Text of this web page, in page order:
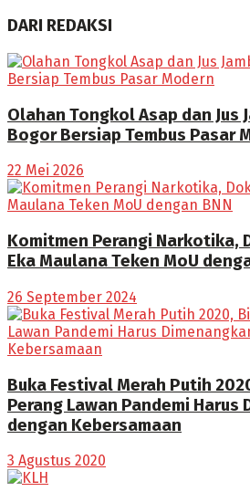
DARI REDAKSI
Olahan Tongkol Asap dan Jus
Bogor Bersiap Tembus Pasar
22 Mei 2026
Komitmen Perangi Narkotika,
Eka Maulana Teken MoU
26 September 2024
Buka Festival Merah Putih
Perang Lawan Pandemi Harus
dengan Kebersamaan
3 Agustus 2020